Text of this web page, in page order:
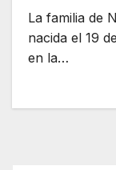
La familia de
nacida el 19
en la…